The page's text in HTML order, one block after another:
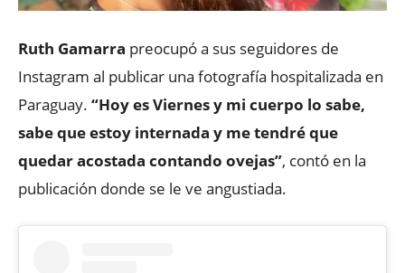
Ruth Gamarra preocupó a sus seguidores de
Instagram al publicar una fotografía hospitalizada en
Paraguay. “Hoy es Viernes y mi cuerpo lo sabe,
sabe que estoy internada y me tendré que
quedar acostada contando ovejas”, contó en la
publicación donde se le ve angustiada.